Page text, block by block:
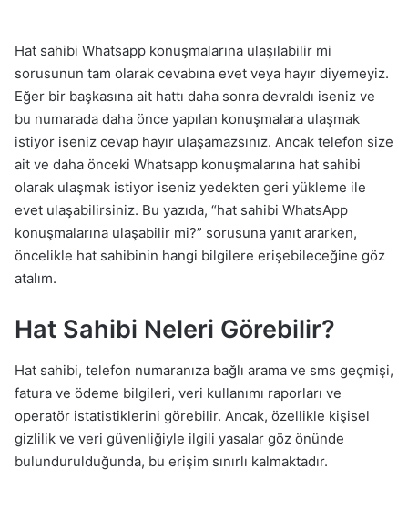
Hat sahibi Whatsapp konuşmalarına ulaşılabilir mi
sorusunun tam olarak cevabına evet veya hayır diyemeyiz.
Eğer bir başkasına ait hattı daha sonra devraldı iseniz ve
bu numarada daha önce yapılan konuşmalara ulaşmak
istiyor iseniz cevap hayır ulaşamazsınız. Ancak telefon size
ait ve daha önceki Whatsapp konuşmalarına hat sahibi
olarak ulaşmak istiyor iseniz yedekten geri yükleme ile
evet ulaşabilirsiniz. Bu yazıda, “hat sahibi WhatsApp
konuşmalarına ulaşabilir mi?” sorusuna yanıt ararken,
öncelikle hat sahibinin hangi bilgilere erişebileceğine göz
atalım.
Hat Sahibi Neleri Görebilir?
Hat sahibi, telefon numaranıza bağlı arama ve sms geçmişi,
fatura ve ödeme bilgileri, veri kullanımı raporları ve
operatör istatistiklerini görebilir. Ancak, özellikle kişisel
gizlilik ve veri güvenliğiyle ilgili yasalar göz önünde
bulundurulduğunda, bu erişim sınırlı kalmaktadır.